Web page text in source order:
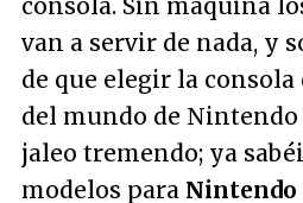
consola. Sin máquina
van a servir de nada, y
de que elegir la
del mundo de Nintendo
jaleo tremendo; ya
modelos para Nintendo